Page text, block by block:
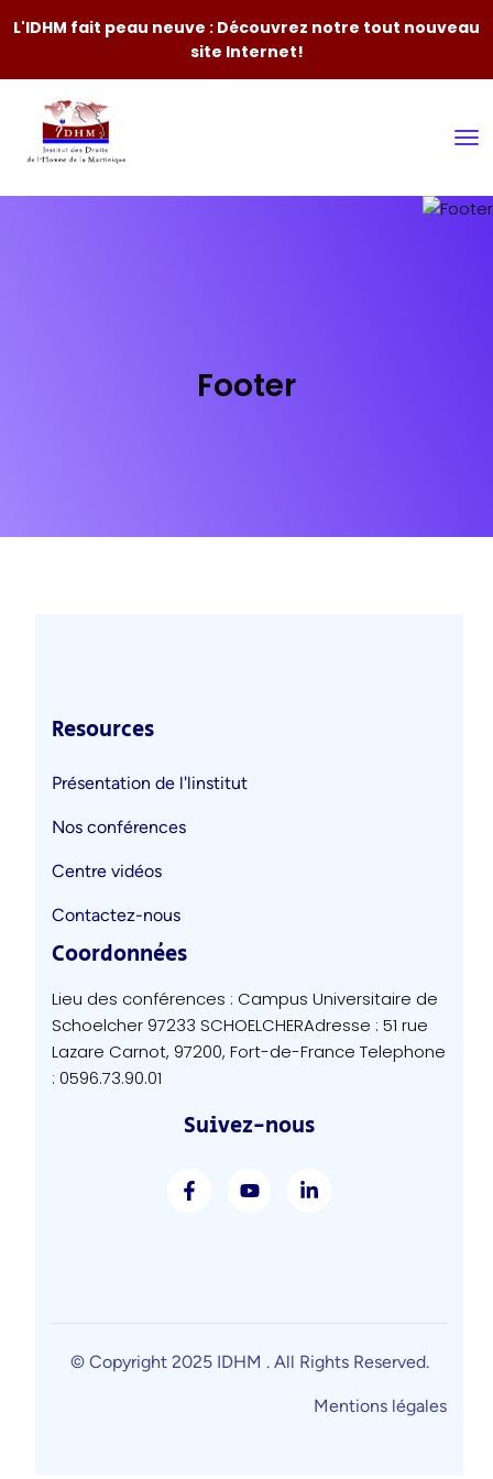
L'IDHM fait peau neuve : Découvrez notre tout nouveau
site Internet!
Footer
Resources
Présentation de l'linstitut
Nos conférences
Centre vidéos
Contactez-nous
Coordonnées
Lieu des conférences : Campus Universitaire de
Schoelcher 97233 SCHOELCHERAdresse : 51 rue
Lazare Carnot, 97200, Fort-de-France Telephone
: 0596.73.90.01
Suivez-nous
© Copyright 2025 IDHM . All Rights Reserved.
Mentions légales